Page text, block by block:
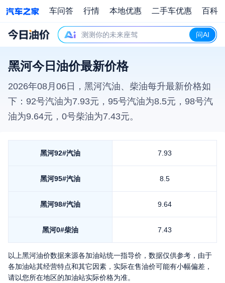
车问答 行情 本地优惠 二手车优惠 百科
测测你的未来座驾 问AI
黑河今日油价最新价格
2026年08月06日 ， 黑河汽油、柴油每升最新价格如
下：92号汽油为7.93元，95号汽油为8.5元，98号汽
油为9.64元，0号柴油为7.43元。
黑河92#汽油 7.93
黑河95#汽油 8.5
黑河98#汽油 9.64
黑河0#柴油 7.43
以上黑河油价数据来源各加油站统一指导价，数据仅供参考，由于
各加油站其经营特点和其它因素，实际在售油价可能有小幅偏差，
请以您所在地区的加油站实际价格为准。